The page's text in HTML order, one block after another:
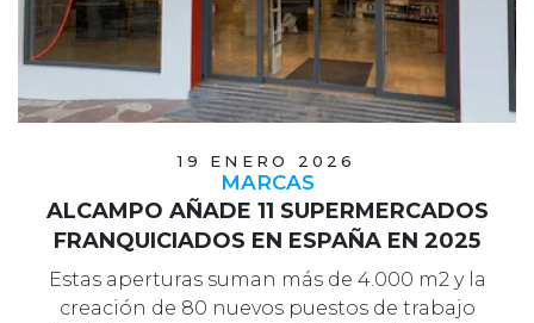
19 ENERO 2026
MARCAS
ALCAMPO AÑADE 11 SUPERMERCADOS
FRANQUICIADOS EN ESPAÑA EN 2025
Estas aperturas suman más de 4.000 m2 y la
creación de 80 nuevos puestos de trabajo